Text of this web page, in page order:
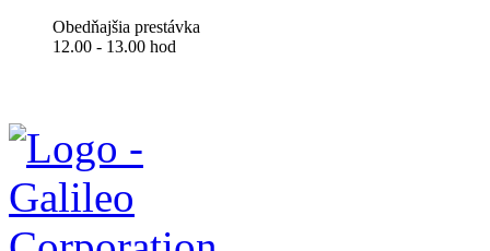
Obedňajšia prestávka
12.00 - 13.00 hod